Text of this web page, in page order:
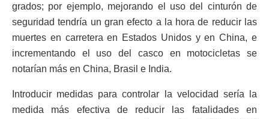
grados; por ejemplo, mejorando el uso del cinturón de
seguridad tendría un gran efecto a la hora de reducir las
muertes en carretera en Estados Unidos y en China, e
incrementando el uso del casco en motocicletas se
notarían más en China, Brasil e India.
Introducir medidas para controlar la velocidad sería la
medida más efectiva de reducir las fatalidades en